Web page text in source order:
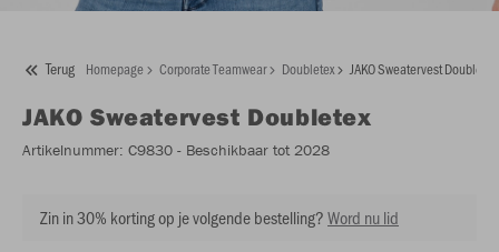
Terug Homepage Corporate Teamwear Doubletex JAKO Sweatervest Doubletex
JAKO Sweatervest Doubletex
Artikelnummer: C9830 - Beschikbaar tot 2028
Zin in 30% korting op je volgende bestelling?Word nu lid